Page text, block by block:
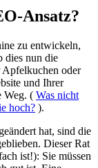
Ansatz?
zu entwickeln,
dies nun die
oder
und Ihrer
Weg. ( Was nicht
hoch? ).
hat, sind die
Dieser Rat
ist!): Sie müssen